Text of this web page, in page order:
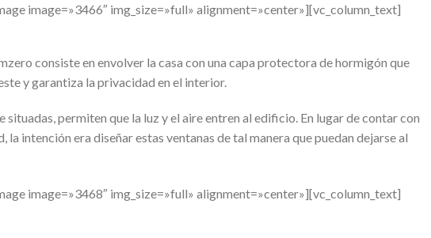
image=»3466″ img_size=»full» alignment=»center»][vc_column_text]
consiste en envolver la casa con una capa protectora de hormigón que
y garantiza la privacidad en el interior.
situadas, permiten que la luz y el aire entren al edificio. En lugar de contar con
intención era diseñar estas ventanas de tal manera que puedan dejarse al
image=»3468″ img_size=»full» alignment=»center»][vc_column_text]